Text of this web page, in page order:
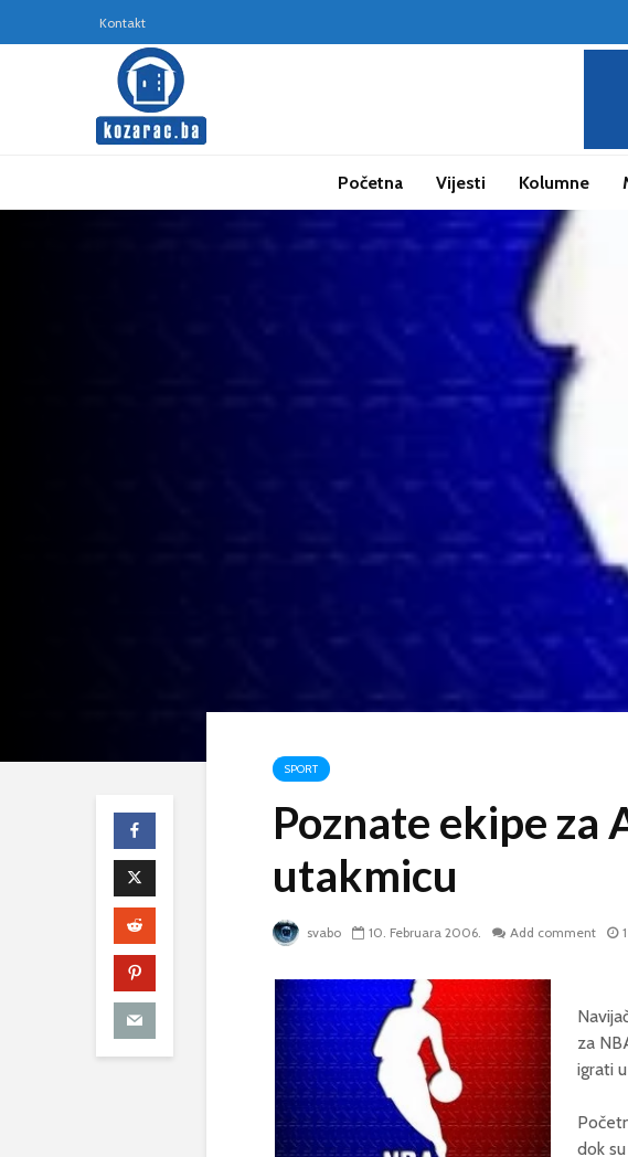
Kontakt
Početna Vijesti Kolumne
SPORT
Poznate ekipe za
utakmicu
svabo 10. Februara 2006. Add comment
za
igrati
dok